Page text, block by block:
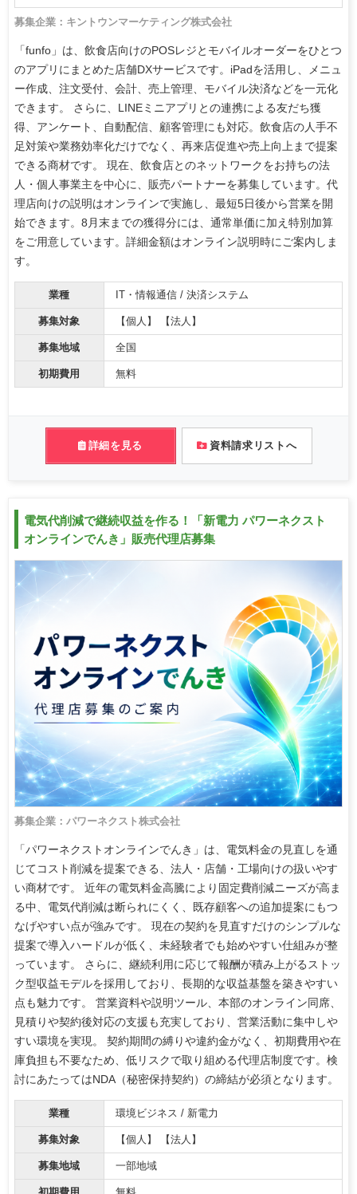
募集企業：キントウンマーケティング株式会社
「funfo」は、飲食店向けのPOSレジとモバイルオーダーをひとつ
のアプリにまとめた店舗DXサービスです。iPadを活用し、メニュ
ー作成、注文受付、会計、売上管理、モバイル決済などを一元化
できます。 さらに、LINEミニアプリとの連携による友だち獲
得、アンケート、自動配信、顧客管理にも対応。飲食店の人手不
足対策や業務効率化だけでなく、再来店促進や売上向上まで提案
できる商材です。 現在、飲食店とのネットワークをお持ちの法
人・個人事業主を中心に、販売パートナーを募集しています。代
理店向けの説明はオンラインで実施し、最短5日後から営業を開
始できます。8月末までの獲得分には、通常単価に加え特別加算
をご用意しています。詳細金額はオンライン説明時にご案内しま
す。
業種 IT・情報通信 / 決済システム
募集対象 【個人】 【法人】
募集地域 全国
初期費用 無料
詳細を見る 資料請求リストへ
電気代削減で継続収益を作る！「新電力 パワーネクスト
オンラインでんき」販売代理店募集
募集企業：パワーネクスト株式会社
「パワーネクストオンラインでんき」は、電気料金の見直しを通
じてコスト削減を提案できる、法人・店舗・工場向けの扱いやす
い商材です。 近年の電気料金高騰により固定費削減ニーズが高ま
る中、電気代削減は断られにくく、既存顧客への追加提案にもつ
なげやすい点が強みです。 現在の契約を見直すだけのシンプルな
提案で導入ハードルが低く、未経験者でも始めやすい仕組みが整
っています。 さらに、継続利用に応じて報酬が積み上がるストッ
ク型収益モデルを採用しており、長期的な収益基盤を築きやすい
点も魅力です。 営業資料や説明ツール、本部のオンライン同席、
見積りや契約後対応の支援も充実しており、営業活動に集中しや
すい環境を実現。 契約期間の縛りや違約金がなく、初期費用や在
庫負担も不要なため、低リスクで取り組める代理店制度です。検
討にあたってはNDA（秘密保持契約）の締結が必須となります。
業種 環境ビジネス / 新電力
募集対象 【個人】 【法人】
募集地域 一部地域